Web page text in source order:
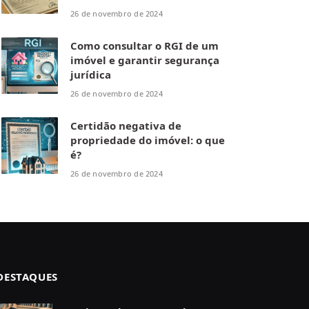
26 de novembro de 2024
Como consultar o RGI de um
imóvel e garantir segurança
jurídica
26 de novembro de 2024
Certidão negativa de
propriedade do imóvel: o que
é?
26 de novembro de 2024